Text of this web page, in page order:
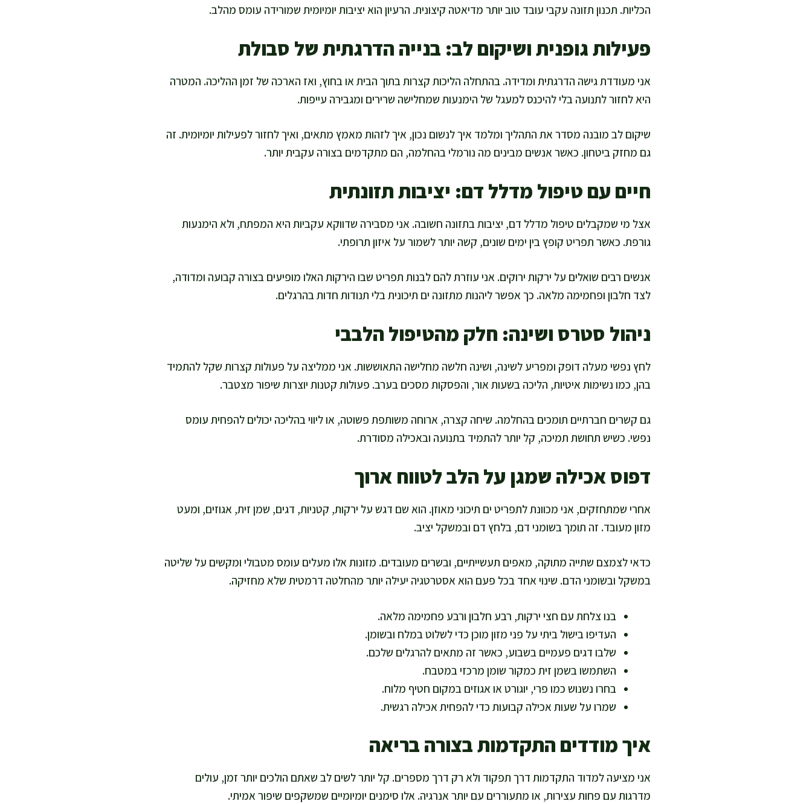
הכליות. תכנון תזונה עקבי עובד טוב יותר מדיאטה קיצונית. הרעיון הוא יציבות יומיומית שמורידה עומס מהלב.
פעילות גופנית ושיקום לב: בנייה הדרגתית של סבולת
אני מעודדת גישה הדרגתית ומדידה. בהתחלה הליכות קצרות בתוך הבית או בחוץ, ואז הארכה של זמן ההליכה. המטרה
היא לחזור לתנועה בלי להיכנס למעגל של הימנעות שמחלישה שרירים ומגבירה עייפות.
שיקום לב מובנה מסדר את התהליך ומלמד איך לנשום נכון, איך לזהות מאמץ מתאים, ואיך לחזור לפעילות יומיומית. זה
גם מחזק ביטחון. כאשר אנשים מבינים מה נורמלי בהחלמה, הם מתקדמים בצורה עקבית יותר.
חיים עם טיפול מדלל דם: יציבות תזונתית
אצל מי שמקבלים טיפול מדלל דם, יציבות בתזונה חשובה. אני מסבירה שדווקא עקביות היא המפתח, ולא הימנעות
גורפת. כאשר תפריט קופץ בין ימים שונים, קשה יותר לשמור על איזון תרופתי.
אנשים רבים שואלים על ירקות ירוקים. אני עוזרת להם לבנות תפריט שבו הירקות האלו מופיעים בצורה קבועה ומדודה,
לצד חלבון ופחמימה מלאה. כך אפשר ליהנות מתזונה ים תיכונית בלי תנודות חדות בהרגלים.
ניהול סטרס ושינה: חלק מהטיפול הלבבי
לחץ נפשי מעלה דופק ומפריע לשינה, ושינה חלשה מחלישה התאוששות. אני ממליצה על פעולות קצרות שקל להתמיד
בהן, כמו נשימות איטיות, הליכה בשעות אור, והפסקות מסכים בערב. פעולות קטנות יוצרות שיפור מצטבר.
גם קשרים חברתיים תומכים בהחלמה. שיחה קצרה, ארוחה משותפת פשוטה, או ליווי בהליכה יכולים להפחית עומס
נפשי. כשיש תחושת תמיכה, קל יותר להתמיד בתנועה ובאכילה מסודרת.
דפוס אכילה שמגן על הלב לטווח ארוך
אחרי שמתחזקים, אני מכוונת לתפריט ים תיכוני מאוזן. הוא שם דגש על ירקות, קטניות, דגים, שמן זית, אגוזים, ומעט
מזון מעובד. זה תומך בשומני דם, בלחץ דם ובמשקל יציב.
כדאי לצמצם שתייה מתוקה, מאפים תעשייתיים, ובשרים מעובדים. מזונות אלו מעלים עומס מטבולי ומקשים על שליטה
במשקל ובשומני הדם. שינוי אחד בכל פעם הוא אסטרטגיה יעילה יותר מהחלטה דרמטית שלא מחזיקה.
בנו צלחת עם חצי ירקות, רבע חלבון ורבע פחמימה מלאה.
העדיפו בישול ביתי על פני מזון מוכן כדי לשלוט במלח ובשומן.
שלבו דגים פעמיים בשבוע, כאשר זה מתאים להרגלים שלכם.
השתמשו בשמן זית כמקור שומן מרכזי במטבח.
בחרו נשנוש כמו פרי, יוגורט או אגוזים במקום חטיף מלוח.
שמרו על שעות אכילה קבועות כדי להפחית אכילה רגשית.
איך מודדים התקדמות בצורה בריאה
אני מציעה למדוד התקדמות דרך תפקוד ולא רק דרך מספרים. קל יותר לשים לב שאתם הולכים יותר זמן, עולים
מדרגות עם פחות עצירות, או מתעוררים עם יותר אנרגיה. אלו סימנים יומיומיים שמשקפים שיפור אמיתי.